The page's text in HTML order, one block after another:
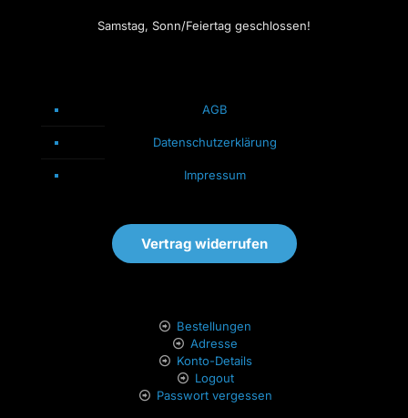
Samstag, Sonn/Feiertag geschlossen!
AGB
Datenschutzerklärung
Impressum
Vertrag widerrufen
Bestellungen
Adresse
Konto-Details
Logout
Passwort vergessen